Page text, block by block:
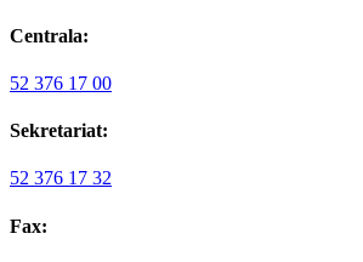
Centrala:
52 376 17 00
Sekretariat:
52 376 17 32
Fax: